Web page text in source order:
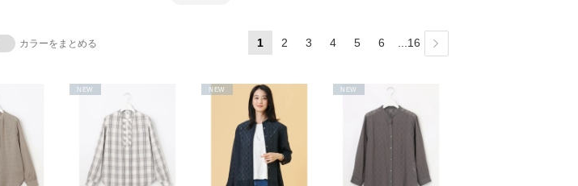
カラーをまとめる 1 2 3 4 5 6 ...16
NEW NEW NEW